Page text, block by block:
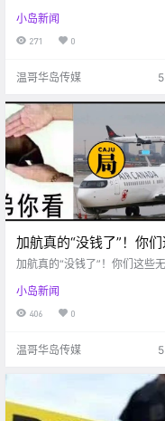
例新冠…
y！！ 博主今天拿到了五级驾照
来去年就该拿到证了 疫情硬生
情.
小岛新闻
271 0
温哥华岛传媒
加航真的“没钱了”！你
些无理顾客能不能别再
加航真的“没钱了”！你们这些
小岛新闻
406 0
温哥华岛传媒